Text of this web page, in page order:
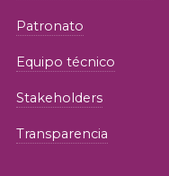
Patronato
Equipo técnico
Stakeholders
Transparencia